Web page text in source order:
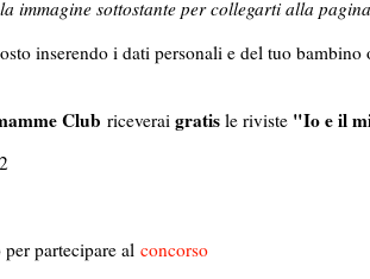
immagine sottostante per collegarti alla
inserendo i dati personali e del tuo bambino
Club riceverai gratisle riviste "Io e il
partecipare al concorso